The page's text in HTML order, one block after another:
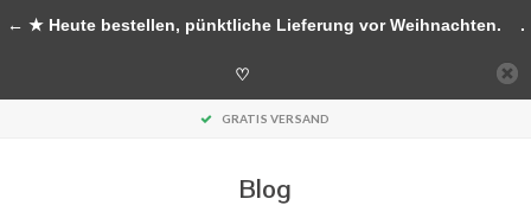
Handgefertigte Accessoires aus Holz
GRATIS VERSAND
Blog
← ★ Heute bestellen, pünktliche Lieferung vor Weihnachten. .
♡